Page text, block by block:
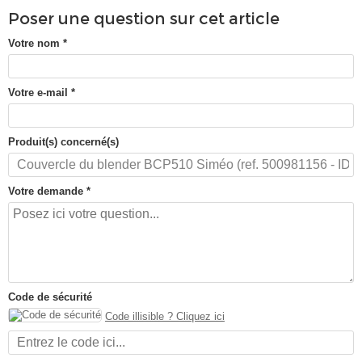
Poser une question sur cet article
Votre nom *
Votre e-mail *
Produit(s) concerné(s)
Votre demande *
Code de sécurité
Code illisible ? Cliquez ici